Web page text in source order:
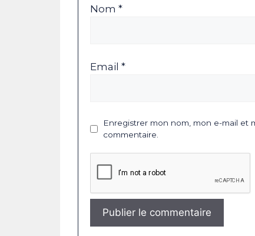
Nom *
Email *
Enregistrer mon nom, mon e-mail et
commentaire.